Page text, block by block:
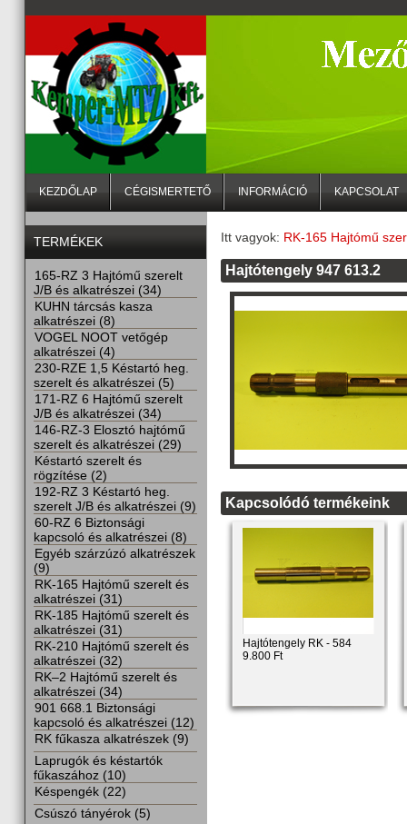
KEZDŐLAP CÉGISMERTETŐ INFORMÁCIÓ KAPCSOLAT
Itt vagyok: RK-165 Hajtómű
Hajtótengely 947 613.2
Kapcsolódó termékeink
Hajtótengely RK - 584
9.800 Ft
TERMÉKEK
165-RZ 3 Hajtómű szerelt
J/B és alkatrészei (34)
KUHN tárcsás kasza
alkatrészei (8)
VOGEL NOOT vetőgép
alkatrészei (4)
230-RZE 1,5 Késtartó heg.
szerelt és alkatrészei (5)
171-RZ 6 Hajtómű szerelt
J/B és alkatrészei (34)
146-RZ-3 Elosztó hajtómű
szerelt és alkatrészei (29)
Késtartó szerelt és
rögzítése (2)
192-RZ 3 Késtartó heg.
szerelt J/B és alkatrészei (9)
60-RZ 6 Biztonsági
kapcsoló és alkatrészei (8)
Egyéb szárzúzó alkatrészek
(9)
RK-165 Hajtómű szerelt és
alkatrészei (31)
RK-185 Hajtómű szerelt és
alkatrészei (31)
RK-210 Hajtómű szerelt és
alkatrészei (32)
RK–2 Hajtómű szerelt és
alkatrészei (34)
901 668.1 Biztonsági
kapcsoló és alkatrészei (12)
RK fűkasza alkatrészek (9)
Laprugók és késtartók
fűkaszához (10)
Késpengék (22)
Csúszó tányérok (5)